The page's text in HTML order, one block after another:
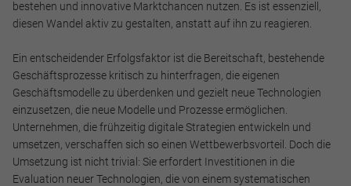
bestehen und innovative Marktchancen nutzen. Es ist essenziell,
diesen Wandel aktiv zu gestalten, anstatt auf ihn zu reagieren.
Ein entscheidender Erfolgsfaktor ist die Bereitschaft, bestehende
Geschäftsprozesse kritisch zu hinterfragen, die eigenen
Geschäftsmodelle zu überdenken und gezielt neue Technologien
einzusetzen, die neue Modelle und Prozesse ermöglichen.
Unternehmen, die frühzeitig digitale Strategien entwickeln und
umsetzen, verschaffen sich so einen Wettbewerbsvorteil. Doch die
Umsetzung ist nicht trivial: Sie erfordert Investitionen in die
Evaluation neuer Technologien, die von einem systematischen
Cookie Informationen anzeigen
Marketing und Statistik
Marketing und Statistik Cookies werden verwendet, um
anonymes Tracking zu aktivieren. Hierbei werden können
anonymisierte Daten an eventuelle Drittanbieter
weitergeleitet.